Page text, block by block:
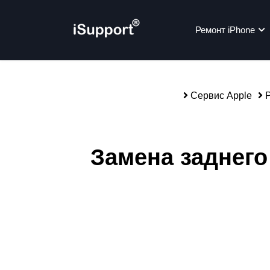
Ремонт iPhone
Сервис Apple
Замена